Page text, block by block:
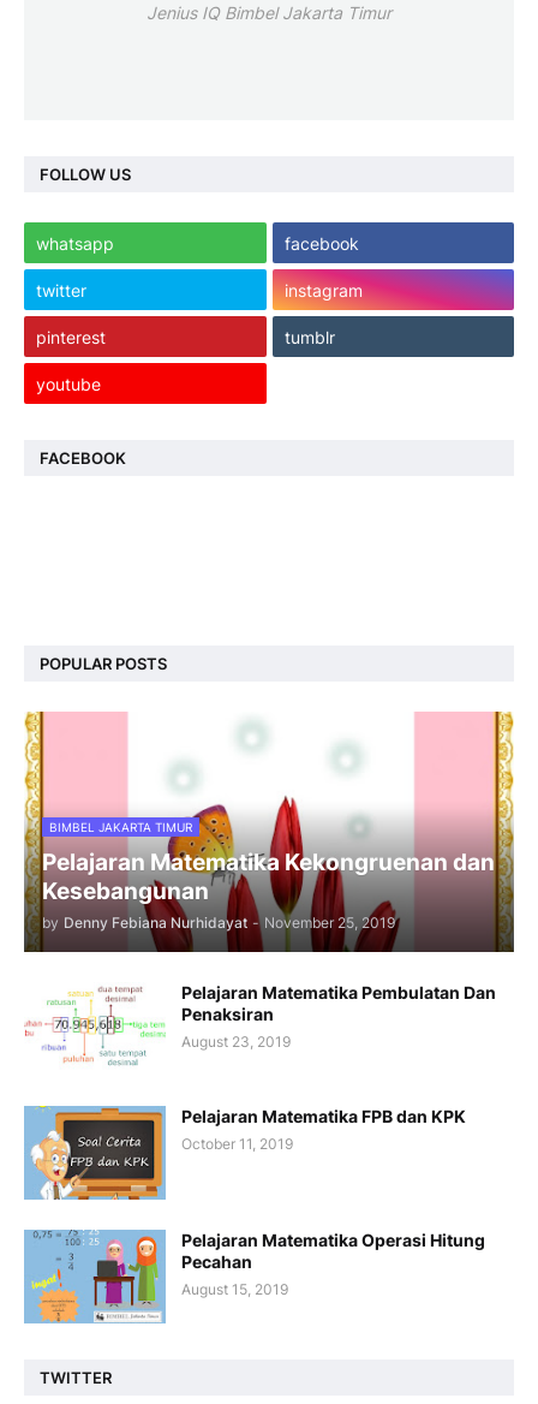
Jenius IQ Bimbel Jakarta Timur
FOLLOW US
whatsapp facebook
twitter instagram
pinterest tumblr
youtube
FACEBOOK
POPULAR POSTS
BIMBEL JAKARTA TIMUR
Pelajaran Matematika Kekongruenan dan
Kesebangunan
by Denny Febiana Nurhidayat - November 25, 2019
Pelajaran Matematika Pembulatan Dan
Penaksiran
August 23, 2019
Pelajaran Matematika FPB dan KPK
October 11, 2019
Pelajaran Matematika Operasi Hitung
Pecahan
August 15, 2019
TWITTER